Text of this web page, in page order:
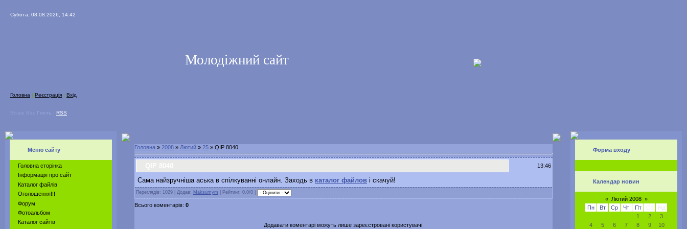
Субота, 08.08.2026, 14:42
Молодіжний сайт
Головна | Реєстрація | Вхід
RSS
Меню сайту
Головна сторінка
Інформація про сайт
Каталог файлів
Оголошення!!!
Форум
Фотоальбом
Каталог сайтів
Головна » 2008 » Лютий » 25 » QIP 8040
13:46
Сама найзручніша аська в спілкуванні онлайн. Заходь в каталог файлов і скачуй!
Переглядів: 1029 | Додав: Maksumym | Рейтинг: 0.0/0 |
Всього коментарів: 0
Додавати коментарі можуть лише зареєстровані користувачі.
Форма входу
Календар новин
« Лютий 2008 »
Пн
Вт Ср Чт Пт
1
2
3
4
5 6 7 8 9
10